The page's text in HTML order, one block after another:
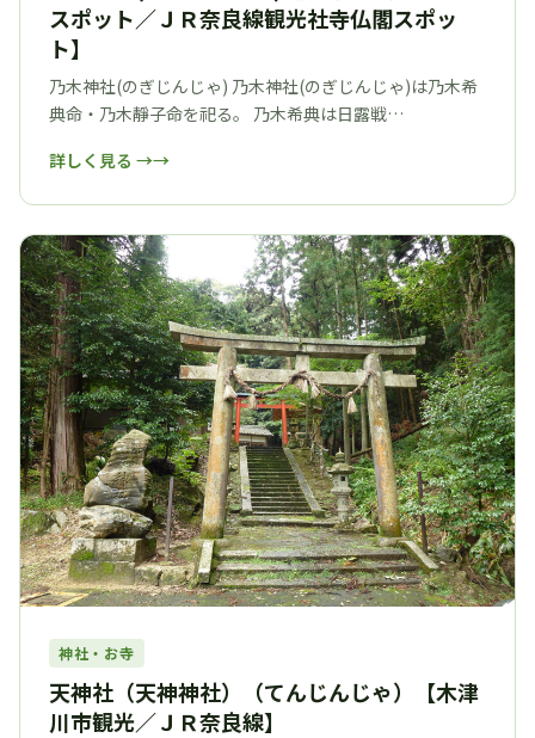
スポット／ＪＲ奈良線観光社寺仏閣スポッ
ト】
乃木神社(のぎじんじゃ) 乃木神社(のぎじんじゃ)は乃木希
典命・乃木靜子命を祀る。 乃木希典は日露戦…
詳しく見る →
神社・お寺
天神社（天神神社）（てんじんじゃ）【木津
川市観光／ＪＲ奈良線】